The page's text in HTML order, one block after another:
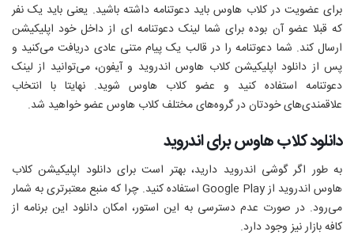
برای عضویت در کلاب هاوس باید دعوتنامه داشته باشید. یعنی باید یک نفر
که قبلا عضو آن بوده برای شما لینک دعوتنامه ای از داخل خود اپلیکیشن
ارسال کند. شما دعوتنامه را در قالب یک پیام متنی عادی دریافت می‌کنید و
پس از دانلود اپلیکیشن کلاب هاوس اندروید و آیفون، می‌توانید از لینک
دعوتنامه استفاده کنید و عضو کلاب هاوس شوید. نهایتا با انتخاب
علاقمندی‌های خودتان در گروه‌های مختلف کلاب هاوس عضو خواهید شد.
دانلود کلاب هاوس برای اندروید
به طور اگر گوشی‌ اندروید دارید، بهتر است برای دانلود اپلیکیشن کلاب
هاوس اندروید ازGoogle Play استفاده کنید. چرا که منبع معتبرتری به شمار
می‌رود. در صورت عدم دسترسی به این استور، امکان دانلود این برنامه از
کافه بازار نیز وجود دارد.